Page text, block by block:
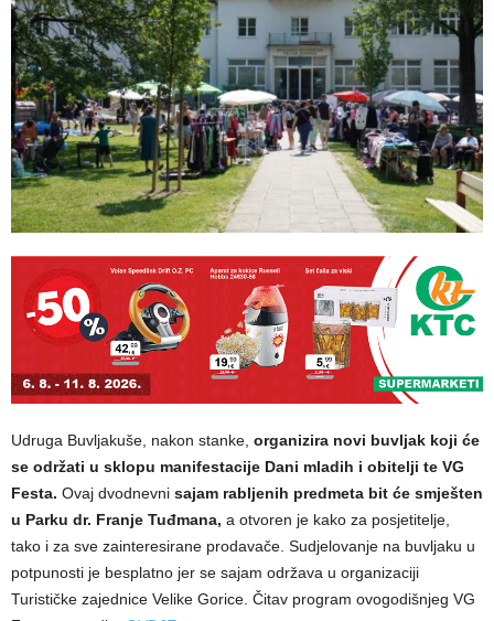
Udruga Buvljakuše, nakon stanke, organizira novi buvljak koji će
se održati u sklopu manifestacije Dani mladih i obitelji te VG
Festa. Ovaj dvodnevni sajam rabljenih predmeta bit će smješten
u Parku dr. Franje Tuđmana, a otvoren je kako za posjetitelje,
tako i za sve zainteresirane prodavače. Sudjelovanje na buvljaku u
potpunosti je besplatno jer se sajam održava u organizaciji
Turističke zajednice Velike Gorice. Čitav program ovogodišnjeg VG